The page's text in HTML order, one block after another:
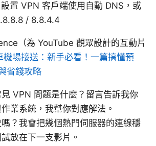
置 VPN 客戶端使用自動 DNS，或
/ 8.8.4.4
（為 YouTube 觀眾設計的互動片
場接送：新手必看！一篇搞懂預
省錢攻略
VPN 問題是什麼？留言告訴我你
業系統，我幫你對應解法。
？我會把幾個熱門伺服器的連線穩
放在下一支影片。